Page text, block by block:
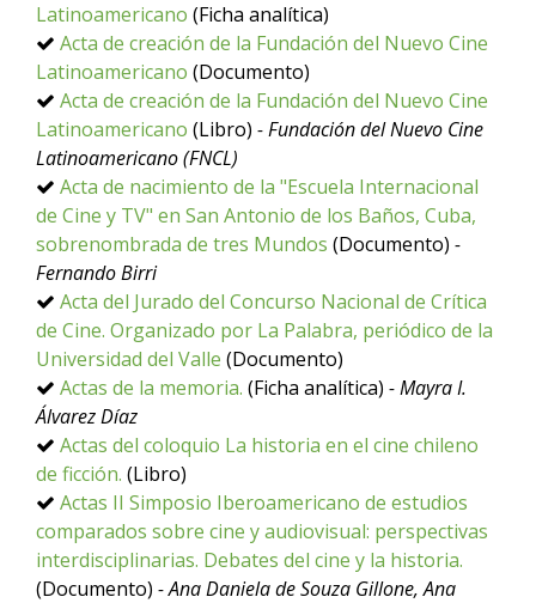
Latinoamericano (Ficha analítica)
Acta de creación de la Fundación del Nuevo Cine
Latinoamericano (Documento)
Acta de creación de la Fundación del Nuevo Cine
Latinoamericano (Libro) - Fundación del Nuevo Cine
Latinoamericano (FNCL)
Acta de nacimiento de la "Escuela Internacional
de Cine y TV" en San Antonio de los Baños, Cuba,
sobrenombrada de tres Mundos (Documento) -
Fernando Birri
Acta del Jurado del Concurso Nacional de Crítica
de Cine. Organizado por La Palabra, periódico de la
Universidad del Valle (Documento)
Actas de la memoria. (Ficha analítica) - Mayra I.
Álvarez Díaz
Actas del coloquio La historia en el cine chileno
de ficción. (Libro)
Actas II Simposio Iberoamericano de estudios
comparados sobre cine y audiovisual: perspectivas
interdisciplinarias. Debates del cine y la historia.
(Documento) - Ana Daniela de Souza Gillone, Ana